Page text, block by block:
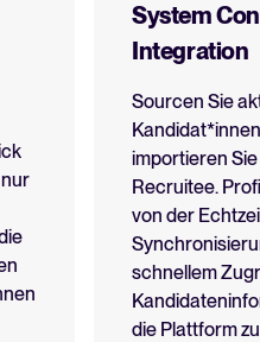
System
Integration
Sourcen Sie
importieren Sie
Recruitee.
von der
schnellem
die Plattform